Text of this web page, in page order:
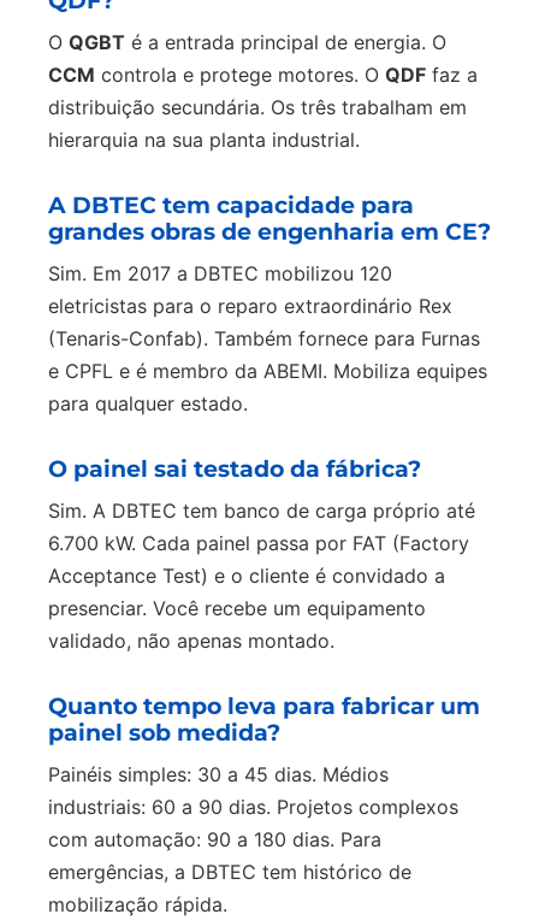
O QGBT é a entrada principal de energia. O
CCM controla e protege motores. O QDF faz a
distribuição secundária. Os três trabalham em
hierarquia na sua planta industrial.
A DBTEC tem capacidade para
grandes obras de engenharia em CE?
Sim. Em 2017 a DBTEC mobilizou 120
eletricistas para o reparo extraordinário Rex
(Tenaris-Confab). Também fornece para Furnas
e CPFL e é membro da ABEMI. Mobiliza equipes
para qualquer estado.
O painel sai testado da fábrica?
Sim. A DBTEC tem banco de carga próprio até
6.700 kW. Cada painel passa por FAT (Factory
Acceptance Test) e o cliente é convidado a
presenciar. Você recebe um equipamento
validado, não apenas montado.
Quanto tempo leva para fabricar um
painel sob medida?
Painéis simples: 30 a 45 dias. Médios
industriais: 60 a 90 dias. Projetos complexos
com automação: 90 a 180 dias. Para
emergências, a DBTEC tem histórico de
mobilização rápida.